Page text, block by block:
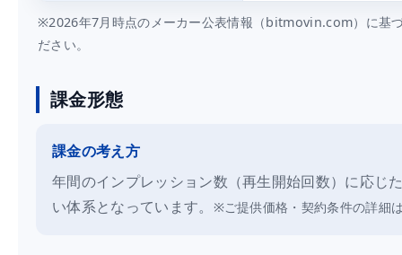
※2026年7月時点のメーカー公表情報（bitmovin.com）に基
ださい。
課金形態
課金の考え方
年間のインプレッション数（再生開始回数）に応じ
い体系となっています。
※ご提供価格・契約条件の詳細